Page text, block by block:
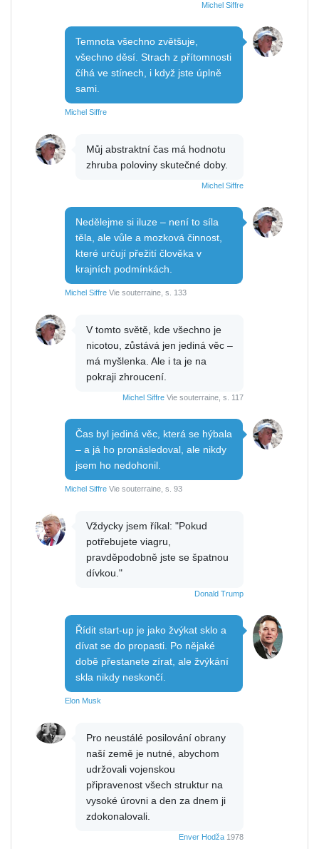
Michel Siffre
Temnota všechno zvětšuje,
všechno děsí. Strach z přítomnosti
číhá ve stínech, i když jste úplně
sami.
Michel Siffre
Můj abstraktní čas má hodnotu
zhruba poloviny skutečné doby.
Michel Siffre
Nedělejme si iluze – není to síla
těla, ale vůle a mozková činnost,
které určují přežití člověka v
krajních podmínkách.
Michel Siffre Vie souterraine, s. 133
V tomto světě, kde všechno je
nicotou, zůstává jen jediná věc –
má myšlenka. Ale i ta je na
pokraji zhroucení.
Michel Siffre Vie souterraine, s. 117
Čas byl jediná věc, která se hýbala
– a já ho pronásledoval, ale nikdy
jsem ho nedohonil.
Michel Siffre Vie souterraine, s. 93
Vždycky jsem říkal: "Pokud
potřebujete viagru,
pravděpodobně jste se špatnou
dívkou."
Donald Trump
Řídit start-up je jako žvýkat sklo a
dívat se do propasti. Po nějaké
době přestanete zírat, ale žvýkání
skla nikdy neskončí.
Elon Musk
Pro neustálé posilování obrany
naší země je nutné, abychom
udržovali vojenskou
připravenost všech struktur na
vysoké úrovni a den za dnem ji
zdokonalovali.
Enver Hodža 1978